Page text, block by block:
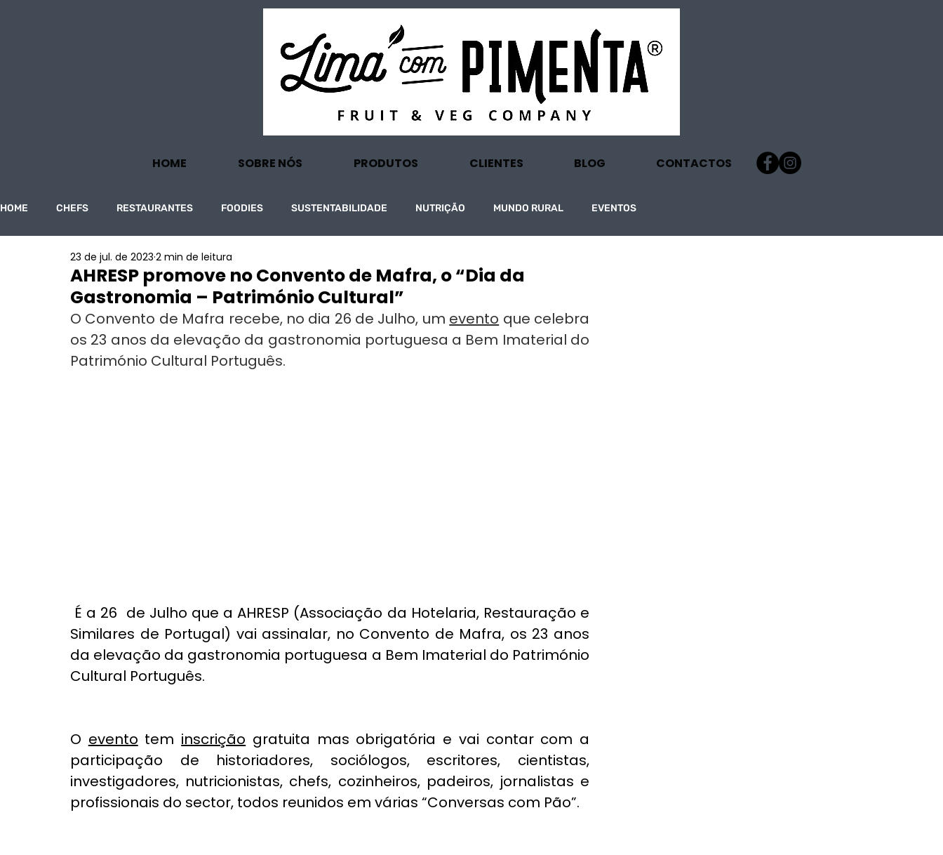
HOME SOBRE NÓS PRODUTOS CLIENTES BLOG CONTACTOS
HOME CHEFS RESTAURANTES FOODIES SUSTENTABILIDADE NUTRIÇÃO MUNDO RURAL EVENTOS
PROJECTOS TURISMO ECONOMIA
AHRESP promove no Convento de Mafra, o “Dia da
Gastronomia – Património Cultural”
23 de jul. de 2023 2 min de leitura
O Convento de Mafra recebe, no dia 26 de Julho, um evento que celebra
os 23 anos da elevação da gastronomia portuguesa a Bem Imaterial do
Património Cultural Português.
Similares de Portugal) vai assinalar, no Convento de Mafra, os 23 anos
da elevação da gastronomia portuguesa a Bem Imaterial do Património
Cultural Português.
O evento tem inscrição gratuita mas obrigatória e vai contar com a
participação de historiadores, sociólogos, escritores, cientistas,
investigadores, nutricionistas, chefs, cozinheiros, padeiros, jornalistas e
profissionais do sector, todos reunidos em várias “Conversas com Pão”.